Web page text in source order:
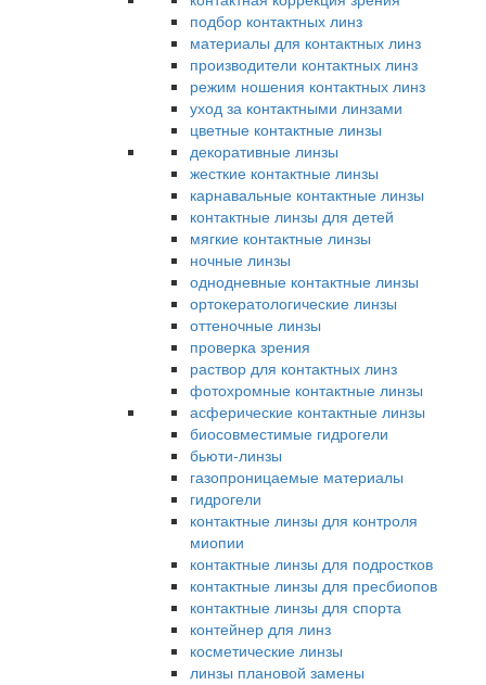
подбор контактных линз
материалы для контактных линз
производители контактных линз
режим ношения контактных линз
уход за контактными линзами
цветные контактные линзы
декоративные линзы
жесткие контактные линзы
карнавальные контактные линзы
контактные линзы для детей
мягкие контактные линзы
ночные линзы
однодневные контактные линзы
ортокератологические линзы
оттеночные линзы
проверка зрения
раствор для контактных линз
фотохромные контактные линзы
асферические контактные линзы
биосовместимые гидрогели
бьюти-линзы
газопроницаемые материалы
гидрогели
контактные линзы для контроля
миопии
контактные линзы для подростков
контактные линзы для пресбиопов
контактные линзы для спорта
контейнер для линз
косметические линзы
линзы плановой замены